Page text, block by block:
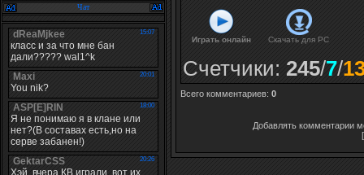
Чат
Играть онлайн Скачать для PC
Счетчики: 245/7/
Всего комментариев: 0
Добавлять комментарии